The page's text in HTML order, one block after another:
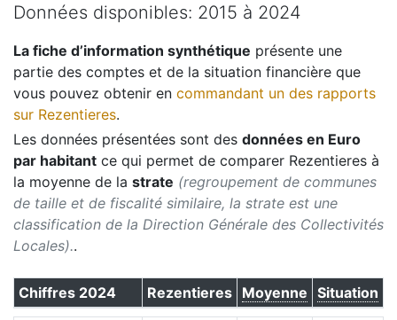
Données disponibles: 2015 à 2024
La fiche d’information synthétique présente une
partie des comptes et de la situation financière que
vous pouvez obtenir en commandant un des rapports
sur Rezentieres.
Les données présentées sont des données en Euro
par habitant ce qui permet de comparer Rezentieres à
la moyenne de la strate (regroupement de communes
de taille et de fiscalité similaire, la strate est une
classification de la Direction Générale des Collectivités
Locales)..
Chiffres 2024 Rezentieres Moyenne Situation